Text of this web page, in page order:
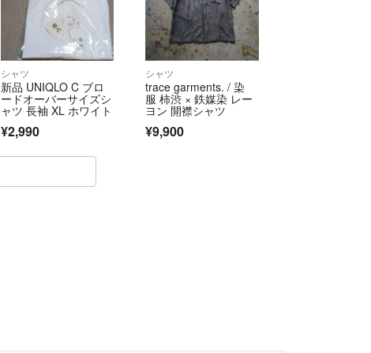
シャツ
新品 UNIQLO C ブロ
ードオーバーサイズシ
ャツ 長袖 XL ホワイト
¥2,990
シャツ
trace garments. / 染
服 柿渋 × 鉄媒染 レー
ヨン 開襟シャツ
¥9,900